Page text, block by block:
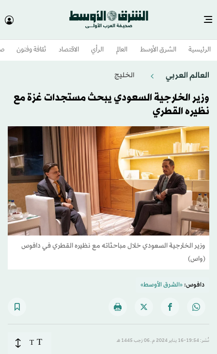
الرئيسية الشرق الأوسط​ العالم الرأي الاقتصاد ثقافة وفنون
العالم العربي الخليج
وزير الخارجية السعودي يبحث مستجدات غزة مع
نظيره القطري
وزير الخارجية السعودي خلال مباحثاته مع نظيره القطري في دافوس
(واس)
دافوس:«الشرق الأوسط»
نُشر: 19:54-16 يناير 2024 م ـ 06 رَجب 1445 هـ T
T